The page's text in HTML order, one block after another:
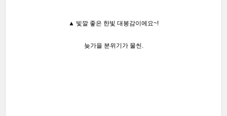
▲ 빛깔 좋은 한빛 대봉감이에요~!
늦가을 분위기가 물씬